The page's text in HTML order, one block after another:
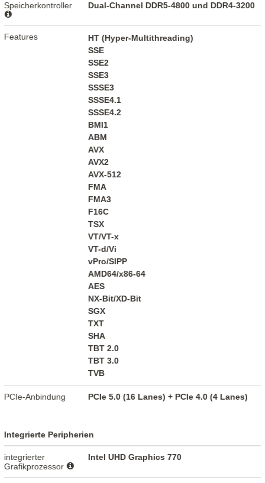
Speicherkontroller Dual-Channel DDR5-4800 und DDR4-3200
Features
HT (Hyper-Multithreading)
SSE
SSE2
SSE3
SSSE3
SSSE4.1
SSSE4.2
BMI1
ABM
AVX
AVX2
AVX-512
FMA
FMA3
F16C
TSX
VT/VT-x
VT-d/Vi
vPro/SIPP
AMD64/x86-64
AES
NX-Bit/XD-Bit
SGX
TXT
SHA
TBT 2.0
TBT 3.0
TVB
PCIe-Anbindung PCIe 5.0 (16 Lanes) + PCIe 4.0 (4 Lanes)
Integrierte Peripherien
integrierter
Grafikprozessor
Intel UHD Graphics 770